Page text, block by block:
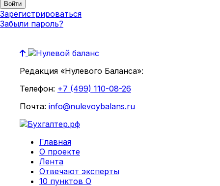
Зарегистрироваться
Забыли пароль?
Редакция «Нулевого Баланса»:
Телефон: +7 (499) 110-08-26
Почта: info@nulevoybalans.ru
Главная
О проекте
Лента
Отвечают эксперты
10 пунктов О